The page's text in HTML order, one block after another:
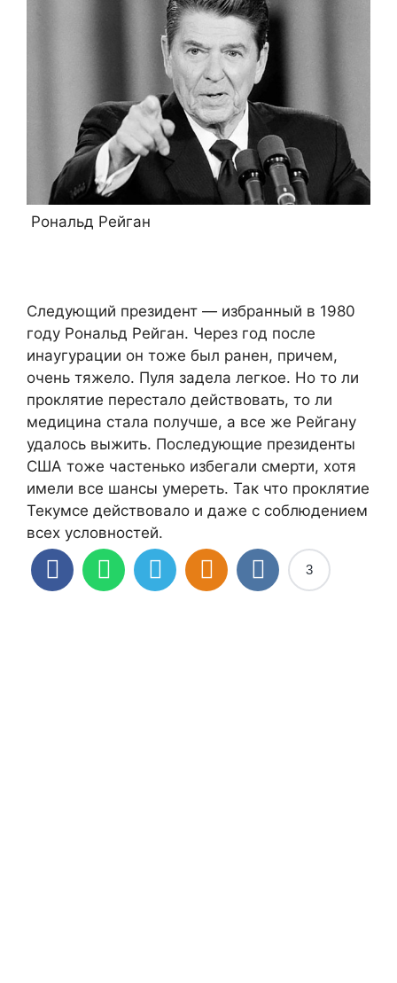
Рональд Рейган
Следующий президент — избранный в 1980
году Рональд Рейган. Через год после
инаугурации он тоже был ранен, причем,
очень тяжело. Пуля задела легкое. Но то ли
проклятие перестало действовать, то ли
медицина стала получше, а все же Рейгану
удалось выжить. Последующие президенты
США тоже частенько избегали смерти, хотя
имели все шансы умереть. Так что проклятие
Текумсе действовало и даже с соблюдением
всех условностей.
3